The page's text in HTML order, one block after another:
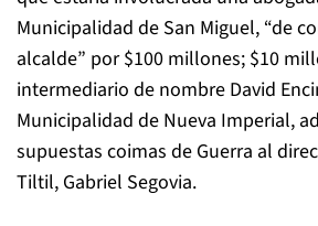
Municipalidad de San Miguel, “de
alcalde” por $100 millones; $10
intermediario de nombre David
Municipalidad de Nueva Imperial,
supuestas coimas de Guerra al
Tiltil, Gabriel Segovia.